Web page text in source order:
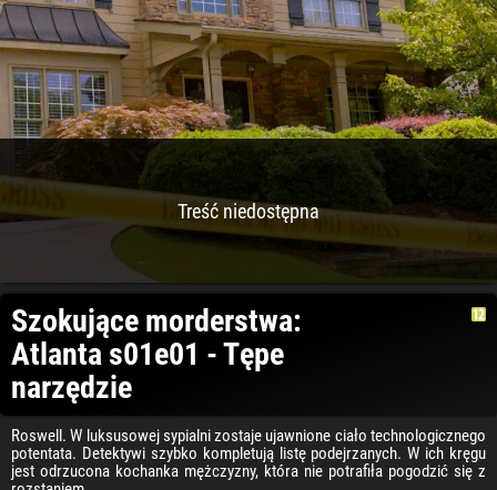
Treść niedostępna
Szokujące morderstwa:
Atlanta s01e01 - Tępe
narzędzie
Roswell. W luksusowej sypialni zostaje ujawnione ciało technologicznego
potentata. Detektywi szybko kompletują listę podejrzanych. W ich kręgu
jest odrzucona kochanka mężczyzny, która nie potrafiła pogodzić się z